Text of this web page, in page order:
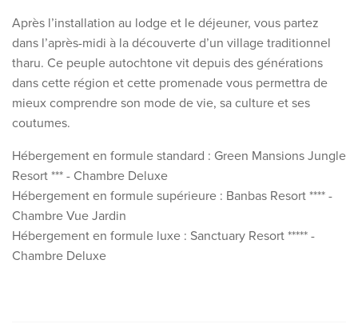
Après l’installation au lodge et le déjeuner, vous partez
dans l’après-midi à la découverte d’un village traditionnel
tharu. Ce peuple autochtone vit depuis des générations
dans cette région et cette promenade vous permettra de
mieux comprendre son mode de vie, sa culture et ses
coutumes.
Hébergement en formule standard : Green Mansions Jungle
Resort*** - Chambre Deluxe
Hébergement en formule supérieure : Banbas Resort **** -
Chambre Vue Jardin
Hébergement en formule luxe : Sanctuary Resort ***** -
Chambre Deluxe